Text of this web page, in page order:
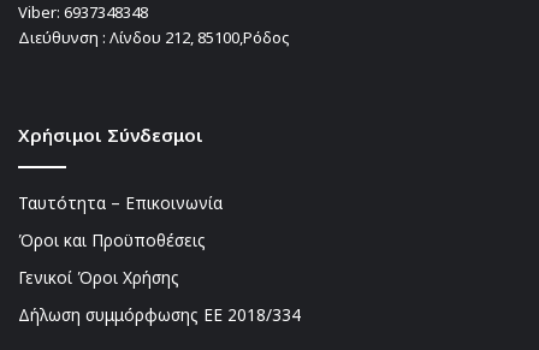
Viber: 6937348348
Διεύθυνση : Λίνδου 212, 85100,Ρόδος
Χρήσιμοι Σύνδεσμοι
Ταυτότητα – Επικοινωνία
Όροι και Προϋποθέσεις
Γενικοί Όροι Χρήσης
Δήλωση συμμόρφωσης ΕΕ 2018/334